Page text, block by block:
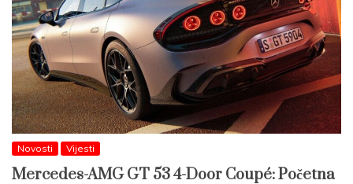
Novosti Vijesti
Mercedes-AMG GT 53 4-Door Coupé: Početna